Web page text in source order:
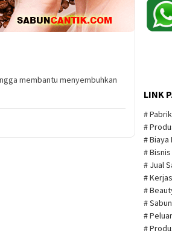
membantu menyembuhkan
LINK
#
#
# Biaya
#
# Jual
#
#
#
#
#